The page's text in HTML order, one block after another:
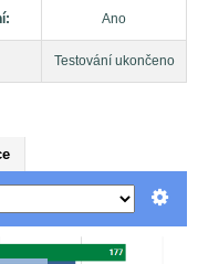
Ano
Testování ukončeno